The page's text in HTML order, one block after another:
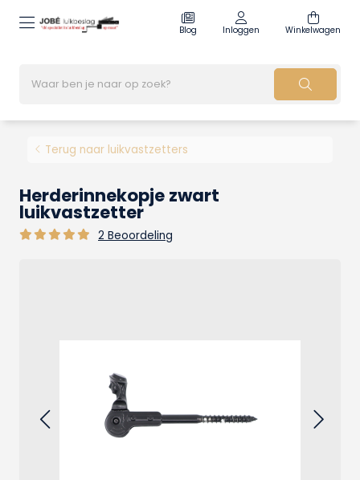
Blog Inloggen Winkelwagen
Terug naar luikvastzetters
Herderinnekopje zwart
luikvastzetter
2 Beoordeling